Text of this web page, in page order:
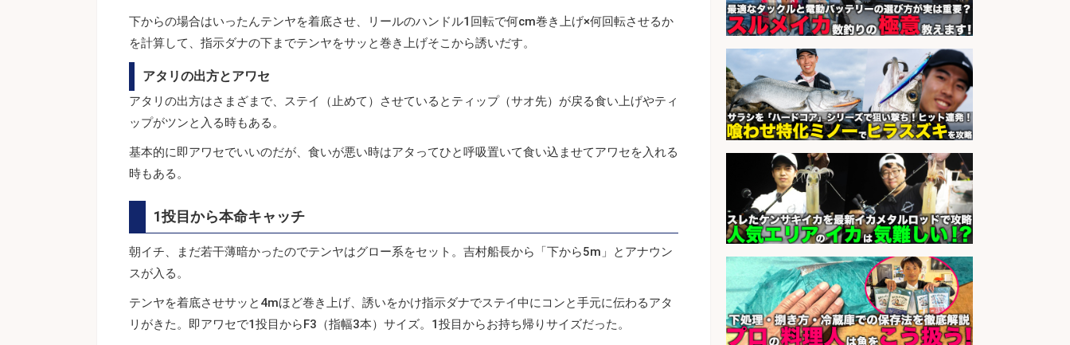
下からの場合はいったんテンヤを着底させ、リールのハンドル1回転で何cm巻き上げ×何回転させるか
を計算して、指示ダナの下までテンヤをサッと巻き上げそこから誘いだす。
アタリの出方とアワセ
アタリの出方はさまざまで、ステイ（止めて）させているとティップ（サオ先）が戻る食い上げやティ
ップがツンと入る時もある。
基本的に即アワセでいいのだが、食いが悪い時はアタってひと呼吸置いて食い込ませてアワセを入れる
時もある。
1投目から本命キャッチ
朝イチ、まだ若干薄暗かったのでテンヤはグロー系をセット。吉村船長から「下から5m」とアナウン
スが入る。
テンヤを着底させサッと4mほど巻き上げ、誘いをかけ指示ダナでステイ中にコンと手元に伝わるアタ
リがきた。即アワセで1投目からF3（指幅3本）サイズ。1投目からお持ち帰りサイズだった。
会社名
パーソルファクトリーパートナ
ーズ株式会社
sponsored by 求人ボックス
営業事務/「大津市」釣り具メーカ
ーの物流事務・営業アシスタント/
小野駅から徒歩6分/「時給1,300
円」/大型連休あり×残業なし×土日
祝休み/滋賀県
会社名 株式会社ホットスタッフ滋賀
sponsored by 求人ボックス
さらに求人情報を見る